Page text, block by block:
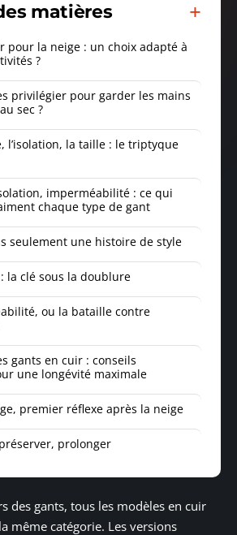
matières
pour la neige : un choix adapté à
?
privilégier pour garder les mains
sec ?
l’isolation, la taille : le triptyque
imperméabilité : ce qui
chaque type de gant
seulement une histoire de style
: la clé sous la doublure
ou la bataille contre
gants en cuir : conseils
une longévité maximale
premier réflexe après la neige
prolonger
des gants, tous les modèles en cuir
même catégorie. Les versions